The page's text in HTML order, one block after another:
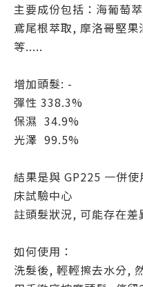
主要成份包括：海葡萄
鳶尾根萃取, 摩洛哥堅
等.....
增加頭髮: -
彈性 338.3%
保濕 34.9%
光澤 99.5%
結果是與 GP225 一併
床試驗中心
註頭髮狀況, 可能存在差
如何使用：
洗髮後, 輕輕擦去水分,